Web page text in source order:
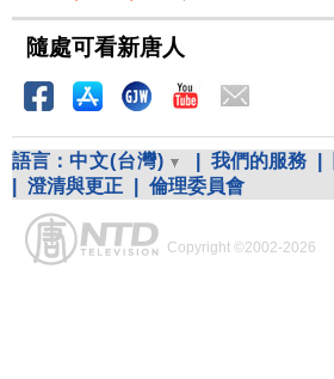
隨處可看新唐人
語言： 中文(台灣) 我們的服務
澄清與更正 倫理委員會
Copyright ©2002-2026